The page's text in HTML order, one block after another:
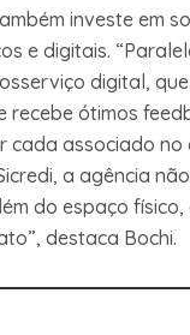
investe em
e digitais.
digital,
ótimos
cada associado
a agência
do espaço
destaca Bochi.